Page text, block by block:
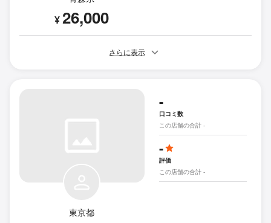
¥26,000
さらに表示
東京都
-
口コミ数
この店舗の合計 -
-
評価
この店舗の合計 -